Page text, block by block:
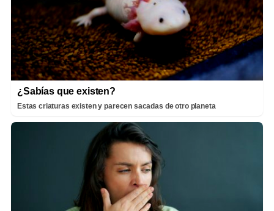
¿Sabías que existen?
Estas criaturas existen y parecen sacadas de otro planeta